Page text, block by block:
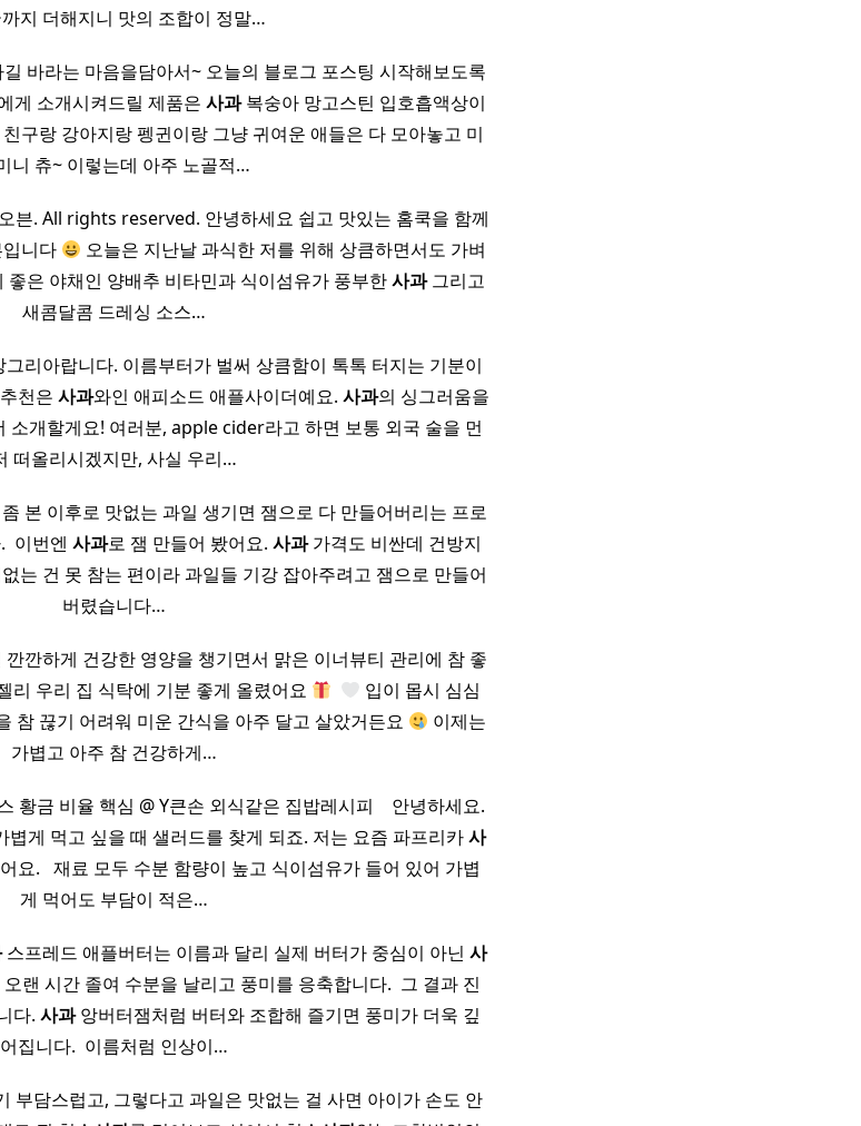
지 더해지니 맛의 조합이 정말…
바라는 마음을담아서~ 오늘의 블로그 포스팅 시작해보도록
게 소개시켜드릴 제품은 사과복숭아 망고스틴 입호흡액상이
구랑 강아지랑 펭귄이랑 그냥 귀여운 애들은 다 모아놓고 미
니 츄~ 이렇는데 아주 노골적…
븐. All rights reserved. 안녕하세요 쉽고 맛있는 홈쿡을 함께
니다
오늘은 지난날 과식한 저를 위해 상큼하면서도 가벼
좋은 야채인 양배추 비타민과 식이섬유가 풍부한사과그리고
새콤달콤 드레싱 소스…
리아랍니다. 이름부터가 벌써 상큼함이 톡톡 터지는 기분이
천은 사과와인 애피소드 애플사이더예요. 사과의 싱그러움을
소개할게요! 여러분, apple cider라고 하면 보통 외국 술을 먼
떠올리시겠지만, 사실 우리…
본 이후로 맛없는 과일 생기면 잼으로 다 만들어버리는 프로
이번엔 사과로 잼 만들어 봤어요. 사과가격도 비싼데 건방지
는 건 못 참는 편이라 과일들 기강 잡아주려고 잼으로 만들어
버렸습니다…
깐깐하게 건강한 영양을 챙기면서 맑은 이너뷰티 관리에 참 좋
리 우리 집 식탁에 기분 좋게 올렸어요
입이 몹시 심심
참 끊기 어려워 미운 간식을 아주 달고 살았거든요
이제는
가볍고 아주 참 건강하게…
황금 비율 핵심 @ Y큰손 외식같은 집밥레시피 ​ ​ ​ 안녕하세요.
볍게 먹고 싶을 때 샐러드를 찾게 되죠. 저는 요즘 파프리카사
요. ​ ​ 재료 모두 수분 함량이 높고 식이섬유가 들어 있어 가볍
게 먹어도 부담이 적은…
스프레드 애플버터는 이름과 달리 실제 버터가 중심이 아닌 사
오랜 시간 졸여 수분을 날리고 풍미를 응축합니다. ​ 그 결과 진
다. 사과앙버터잼처럼 버터와 조합해 즐기면 풍미가 더욱 깊
어집니다. ​ 이름처럼 인상이…
부담스럽고, 그렇다고 과일은 맛없는 걸 사면 아이가 손도 안